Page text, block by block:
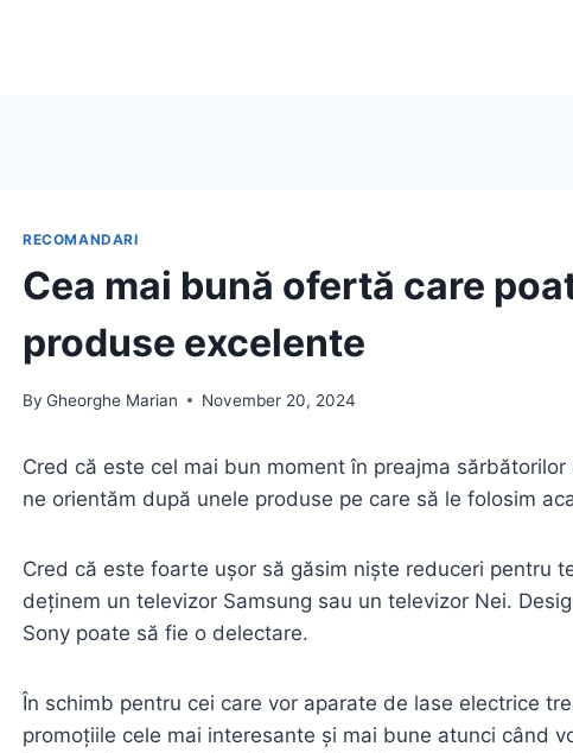
RECOMANDARI
Cea mai bună ofertă care
produse excelente
By Gheorghe Marian November 20, 2024
Cred că este cel mai bun moment în preajma
ne orientăm după unele produse pe care să le folosim
Cred că este foarte ușor să găsim niște reduceri pentru
deținem un televizor Samsung sau un televizor Nei.
Sony poate să fie o delectare.
În schimb pentru cei care vor aparate de lase electrice
promoțiile cele mai interesante și mai bune atunci când